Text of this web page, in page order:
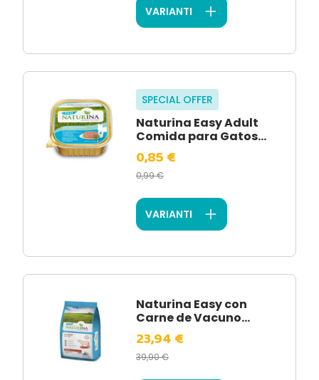
VARIANTI
SPECIAL OFFER
Naturina Easy Adult
Comida para Gatos...
0,85 €
0,99 €
VARIANTI
Naturina Easy con
Carne de Vacuno...
23,94 €
39,90 €